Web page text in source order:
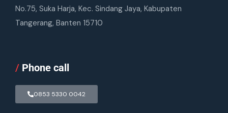
No.75, Suka Harja, Kec. Sindang Jaya, Kabupaten
Tangerang, Banten 15710
/ Phone call
0853 5330 0042